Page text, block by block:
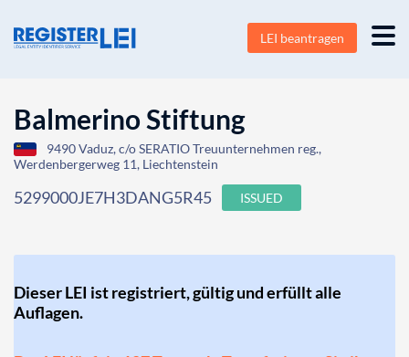
LEI beantragen
Balmerino Stiftung
9490 Vaduz, c/o SERATIO Treuunternehmen reg.,
Werdenbergerweg 11, Liechtenstein
5299000JE7H3DANG5R45 ISSUED
Dieser LEI ist registriert, gültig und erfüllt alle
Auflagen.